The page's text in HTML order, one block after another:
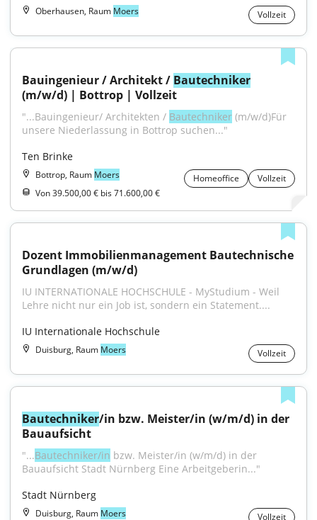
Oberhausen, Raum Moers Vollzeit
Bauingenieur / Architekt / Bautechniker
(m/w/d) | Bottrop | Vollzeit
"...Bauingenieur/ Architekten / Bautechniker (m/w/d)Für
unsere Niederlassung in Bottrop suchen..."
Ten Brinke
Bottrop, Raum Moers Homeoffice
Vollzeit
Von 39.500,00 € bis 71.600,00 €
Dozent Immobilienmanagement Bautechnische
Grundlagen (m/w/d)
IU INTERNATIONALE HOCHSCHULE - MyStudium - Weil
Lehre nicht nur ein Job ist, sondern ein Statement....
IU Internationale Hochschule
Duisburg, Raum Moers Vollzeit
Bautechniker/in bzw. Meister/in (w/m/d) in der
Bauaufsicht
"...Bautechniker/in bzw. Meister/in (w/m/d) in der
Bauaufsicht Stadt Nürnberg Eine Arbeitgeberin..."
Stadt Nürnberg
Duisburg, Raum Moers Vollzeit